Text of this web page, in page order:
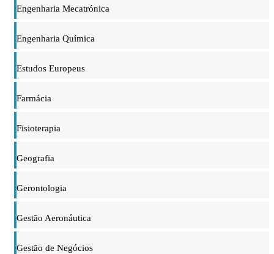
Engenharia Mecatrónica
Engenharia Química
Estudos Europeus
Farmácia
Fisioterapia
Geografia
Gerontologia
Gestão Aeronáutica
Gestão de Negócios